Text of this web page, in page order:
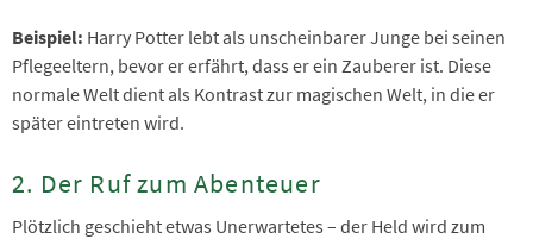
Beispiel: Harry Potter lebt als unscheinbarer Junge bei seinen
Pflegeeltern, bevor er erfährt, dass er ein Zauberer ist. Diese
normale Welt dient als Kontrast zur magischen Welt, in die er
später eintreten wird.
2. Der Ruf zum Abenteuer
Plötzlich geschieht etwas Unerwartetes – der Held wird zum